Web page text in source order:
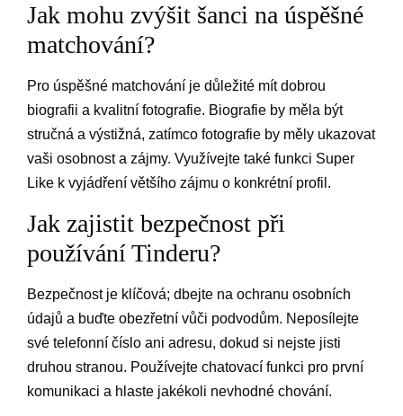
Jak mohu zvýšit šanci na úspěšné
matchování?
Pro úspěšné matchování je důležité mít dobrou
biografii a kvalitní fotografie. Biografie by měla být
stručná a výstižná, zatímco fotografie by měly ukazovat
vaši osobnost a zájmy. Využívejte také funkci Super
Like k vyjádření většího zájmu o konkrétní profil.
Jak zajistit bezpečnost při
používání Tinderu?
Bezpečnost je klíčová; dbejte na ochranu osobních
údajů a buďte obezřetní vůči podvodům. Neposílejte
své telefonní číslo ani adresu, dokud si nejste jisti
druhou stranou. Používejte chatovací funkci pro první
komunikaci a hlaste jakékoli nevhodné chování.